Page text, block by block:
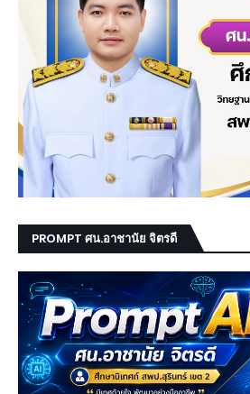
PROMPT ศน.อาชานัย จิตรดี